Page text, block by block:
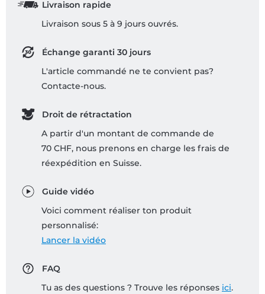
Livraison rapide
Livraison sous 5 à 9 jours ouvrés.
Échange garanti 30 jours
L'article commandé ne te convient pas?
Contacte-nous.
Droit de rétractation
A partir d'un montant de commande de
70 CHF, nous prenons en charge les frais de
réexpédition en Suisse.
Guide vidéo
Voici comment réaliser ton produit
personnalisé:
Lancer la vidéo
FAQ
Tu as des questions ? Trouve les réponses ici.